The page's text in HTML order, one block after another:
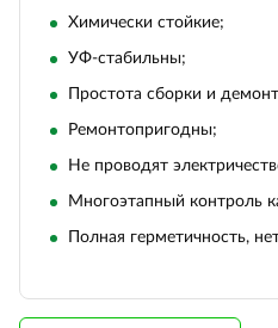
Химически стойкие;
УФ-стабильны;
Простота сборки и
Ремонтопригодны;
Не проводят
Многоэтапный контроль
Полная герметичность,